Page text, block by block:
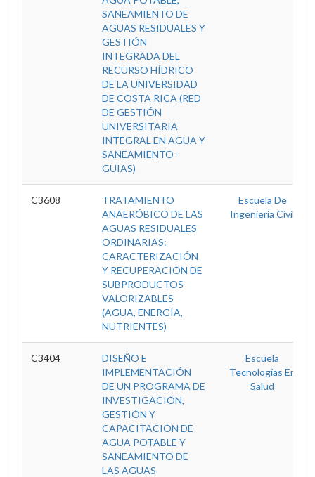
SANEAMIENTO DE
AGUAS RESIDUALES Y
GESTIÓN
INTEGRADA DEL
RECURSO HÍDRICO
DE LA UNIVERSIDAD
DE COSTA RICA (RED
DE GESTIÓN
UNIVERSITARIA
INTEGRAL EN AGUA Y
SANEAMIENTO -
GUIAS)
C3608
TRATAMIENTO
ANAERÓBICO DE LAS
AGUAS RESIDUALES
ORDINARIAS:
CARACTERIZACIÓN
Y RECUPERACIÓN DE
SUBPRODUCTOS
VALORIZABLES
(AGUA, ENERGÍA,
NUTRIENTES)
Escuela De
Ingeniería Civil
C3404
DISEÑO E
IMPLEMENTACIÓN
DE UN PROGRAMA DE
INVESTIGACIÓN,
GESTIÓN Y
CAPACITACIÓN DE
AGUA POTABLE Y
SANEAMIENTO DE
LAS AGUAS
Escuela
Tecnologías En
Salud